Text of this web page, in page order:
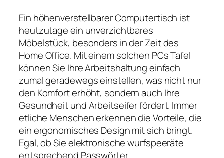
Ein höhenverstellbarer Computertisch ist
heutzutage ein unverzichtbares
Möbelstück, besonders in der Zeit des
Home Office. Mit einem solchen PCs Tafel
können Sie Ihre Arbeitshaltung einfach
zumal geradewegs einstellen, was nicht nur
den Komfort erhöht, sondern auch Ihre
Gesundheit und Arbeitseifer fördert. Immer
etliche Menschen erkennen die Vorteile, die
ein ergonomisches Design mit sich bringt.
Egal, ob Sie elektronische wurfspeeräte
entsprechend Passwörter,